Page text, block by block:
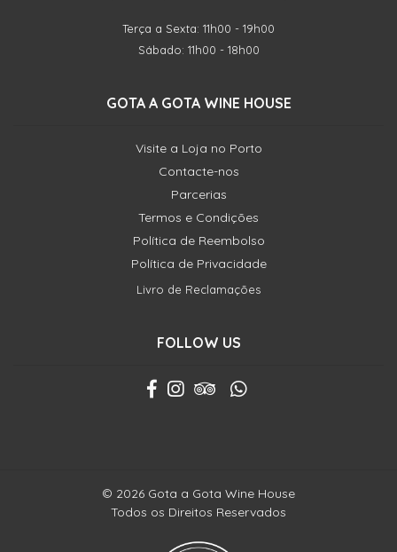
Terça a Sexta: 11h00 - 19h00
Sábado: 11h00 - 18h00
GOTA A GOTA WINE HOUSE
Visite a Loja no Porto
Contacte-nos
Parcerias
Termos e Condições
Política de Reembolso
Política de Privacidade
Livro de Reclamações
FOLLOW US
© 2026 Gota a Gota Wine House
Todos os Direitos Reservados